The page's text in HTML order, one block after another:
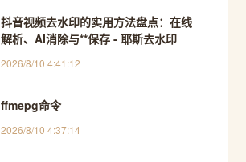
抖音视频去水印的实用方法盘点：在线
解析、AI消除与**保存 - 耶斯去水印
2026/8/10 4:41:12
ffmepg命令
2026/8/10 4:37:14